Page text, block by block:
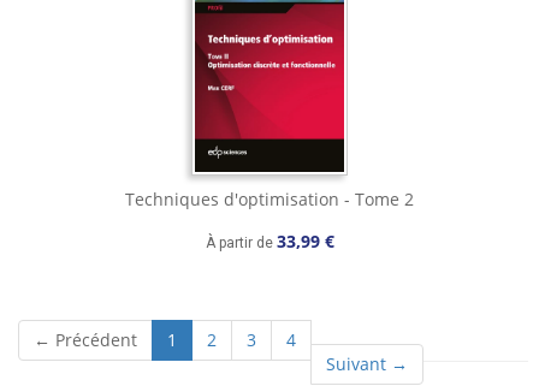
Techniques d'optimisation - Tome 2
À partir de 33,99 €
← Précédent 1 (current)
2 3
4
Suivant →